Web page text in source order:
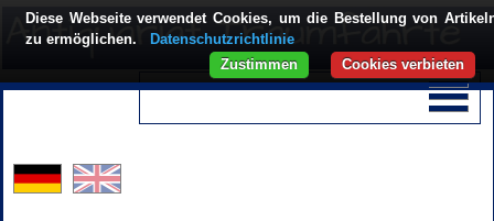
Diese Webseite verwendet Cookies, um die Bestellung von
zu ermöglichen.
Datenschutzrichtlinie
Cookies verbieten
Zustimmen